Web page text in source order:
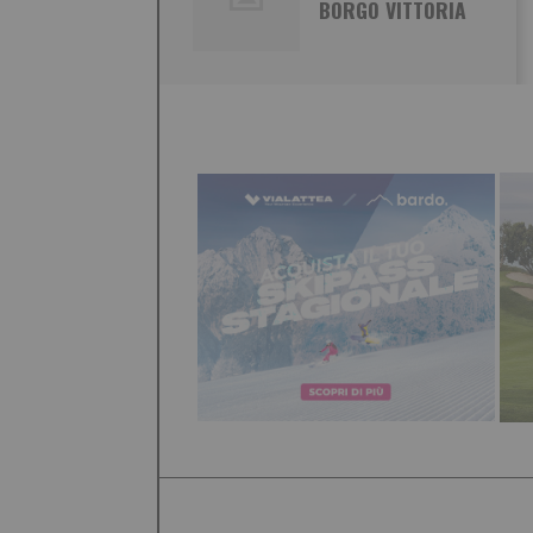
BORGO VITTORIA